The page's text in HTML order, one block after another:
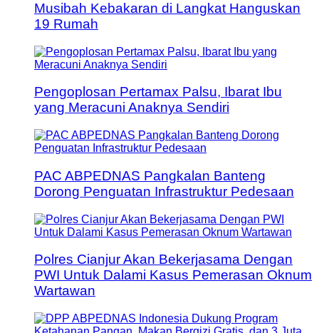
Musibah Kebakaran di Langkat Hanguskan
19 Rumah
Pengoplosan Pertamax Palsu, Ibarat Ibu
yang Meracuni Anaknya Sendiri
PAC ABPEDNAS Pangkalan Banteng
Dorong Penguatan Infrastruktur Pedesaan
Polres Cianjur Akan Bekerjasama Dengan
PWI Untuk Dalami Kasus Pemerasan Oknum
Wartawan